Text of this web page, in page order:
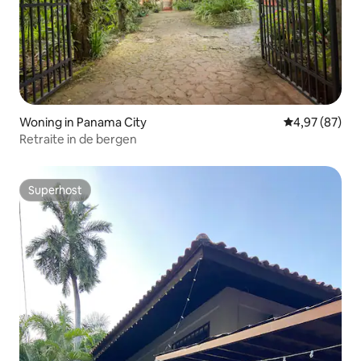
Woning in Panama City Gemiddelde
4,97 (87)
Retraite in de bergen
Superhost
Superhost